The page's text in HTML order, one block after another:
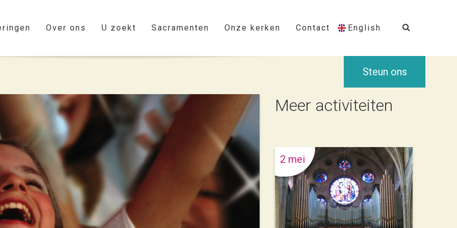
Over ons U zoekt Sacramenten Onze kerken Contact English
Steun ons
Meer activiteiten
2 mei